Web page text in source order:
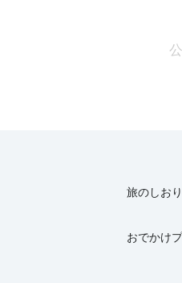
旅のしおり
おでかけ